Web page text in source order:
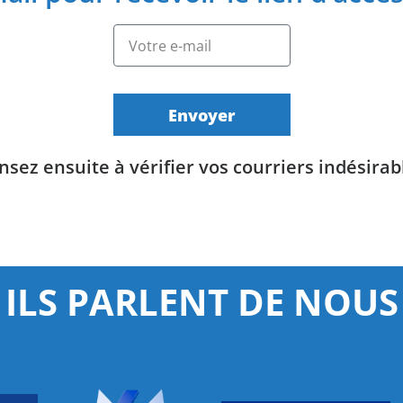
Envoyer
ensuite à vérifier vos courriers
ILS PARLENT DE NOUS